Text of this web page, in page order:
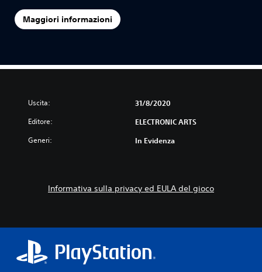
Maggiori informazioni
Uscita: 31/8/2020
Editore: ELECTRONIC ARTS
Generi: In Evidenza
Informativa sulla privacy ed EULA del gioco